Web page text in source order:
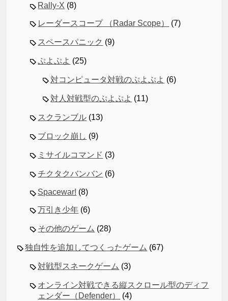
Rally-X (8)
レーダースコープ （Radar Scope） (7)
スペースパニック (9)
ぷよぷよ (25)
対コンピュータ対戦のぷよぷよ (6)
対人対戦型のぷよぷよ (11)
スクランブル (13)
ブロック崩し (9)
ミサイルコマンド (3)
チクタクバンバン (6)
Spacewar! (8)
万引き少年 (6)
その他のゲーム (28)
独自性を追加してつくったゲーム (67)
対戦型スネークゲーム (3)
オンライン対戦できる縦スクロール型のディフ
ェンダー（Defender）
(4)